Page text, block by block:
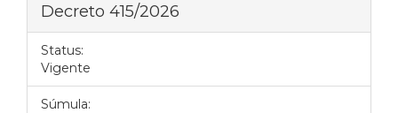
Decreto 415/2026
Status:
Vigente
Súmula: